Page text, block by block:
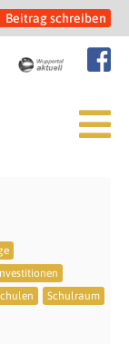
Beitrag schreiben
Schulraum